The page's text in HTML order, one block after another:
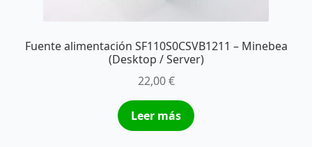
Fuente alimentación SF110S0CSVB1211 – Minebea
(Desktop / Server)
22,00€
Leer más